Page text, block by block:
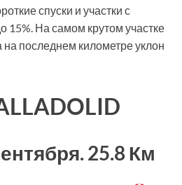
спуски и участки с
15%. На самом крутом участке
на последнем километре уклон
25.8 Км